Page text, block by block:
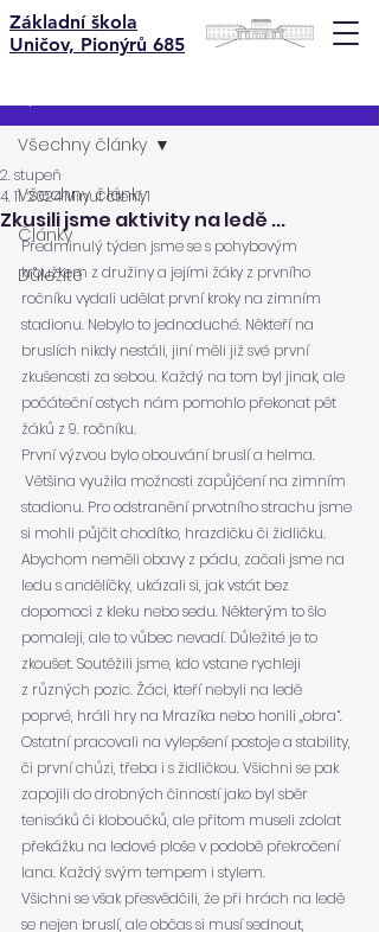
Základní škola
Uničov, Pionýrů 685
Všechny články
Články
Důležité
Všechny články
Zkusili jsme aktivity na ledě ...
2. stupeň
4. 11. 2024Minut čtení: 1
Předminulý týden jsme se s pohybovým
kroužkem z družiny a jejími žáky z prvního
ročníku vydali udělat první kroky na zimním
stadionu. Nebylo to jednoduché. Někteří na
bruslích nikdy nestáli, jiní měli již své první
zkušenosti za sebou. Každý na tom byl jinak, ale
počáteční ostych nám pomohlo překonat pět
žáků z 9. ročníku.
První výzvou bylo obouvání bruslí a helma.
Většina využila možnosti zapůjčení na zimním
stadionu. Pro odstranění prvotního strachu jsme
si mohli půjčit chodítko, hrazdičku či židličku.
Abychom neměli obavy z pádu, začali jsme na
ledu s andělíčky, ukázali si, jak vstát bez
dopomoci z kleku nebo sedu. Některým to šlo
pomaleji, ale to vůbec nevadí. Důležité je to
zkoušet. Soutěžili jsme, kdo vstane rychleji
z různých pozic. Žáci, kteří nebyli na ledě
poprvé, hráli hry na Mrazíka nebo honili „obra“.
Ostatní pracovali na vylepšení postoje a stability,
či první chůzi, třeba i s židličkou. Všichni se pak
zapojili do drobných činností jako byl sběr
tenisáků či kloboučků, ale přitom museli zdolat
překážku na ledové ploše v podobě překročení
lana. Každý svým tempem i stylem.
Všichni se však přesvědčili, že při hrách na ledě
se nejen bruslí, ale občas si musí sednout,